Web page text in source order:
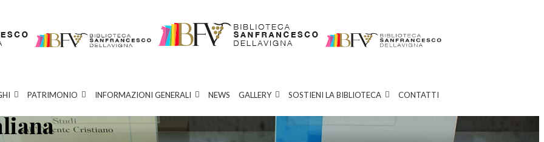
PATRIMONIO INFORMAZIONI GENERALI NEWS GALLERY SOSTIENI LA BIBLIOTECA CONTATTI